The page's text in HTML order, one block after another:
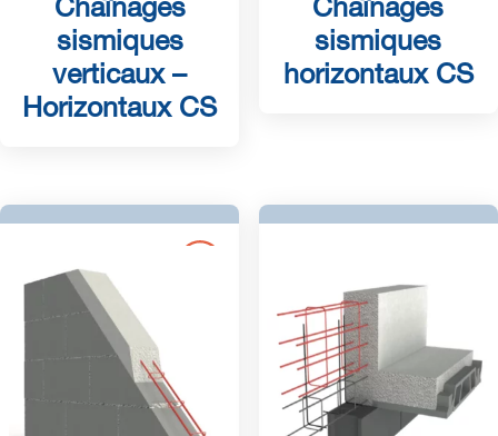
Chaînages
sismiques
verticaux –
Horizontaux CS
Chaînages
sismiques
horizontaux CS